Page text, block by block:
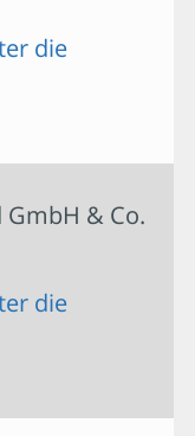
die
& Co.
die